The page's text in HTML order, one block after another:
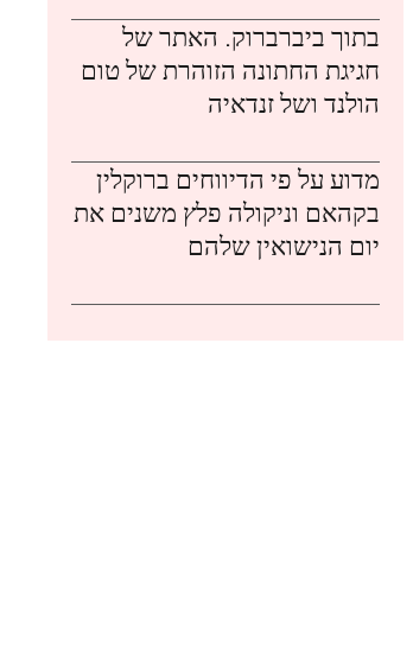
בתוך ביברברוק. האתר של
חגיגת החתונה הזוהרת של טום
הולנד ושל זנדאיה
מדוע על פי הדיווחים ברוקלין
בקהאם וניקולה פלץ משנים את
יום הנישואין שלהם